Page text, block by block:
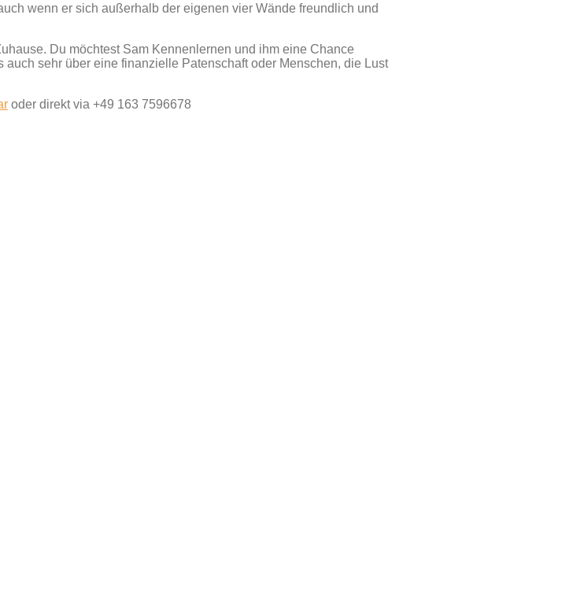
wenn er sich außerhalb der eigenen vier Wände freundlich und
Du möchtest Sam Kennenlernen und ihm eine Chance
sehr über eine finanzielle Patenschaft oder Menschen, die Lust
oder direkt via +49 163 7596678